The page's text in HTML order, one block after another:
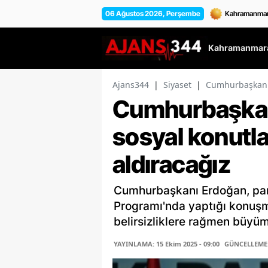
06 Ağustos 2026, Perşembe
Ajans344 | Siyaset |
sosyal
aldıracağız
Cumhurbaşkanı Erdoğan,
Programı'nda yaptığı
belirsizliklere rağmen
YAYINLAMA: 15 Ekim 2025 - 09:00